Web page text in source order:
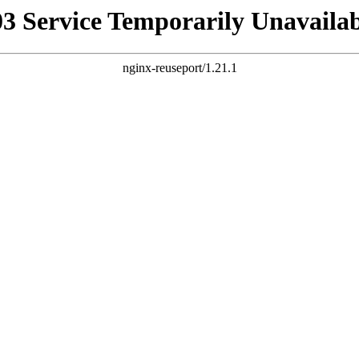
Service Temporarily
nginx-reuseport/1.21.1